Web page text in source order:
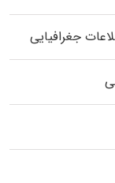
جغرافیایی